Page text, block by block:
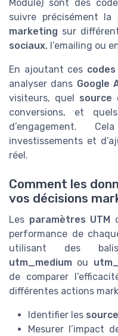
Module) sont des
suivre précisément la
marketing sur
sociaux, l’emailing ou
En ajoutant ces codes
analyser dans Google
visiteurs, quel source
conversions, et
d’engagement.
investissements et
réel.
Comment les
vos décisions
Les paramètres UTM
performance de
utilisant des
utm_medium ou
de comparer
différentes actions
Identifier les
Mesurer l’impact